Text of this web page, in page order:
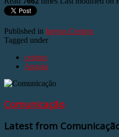
Published in Igrejas Centros
Tagged under
centros
Angola
Comunicação
Latest from